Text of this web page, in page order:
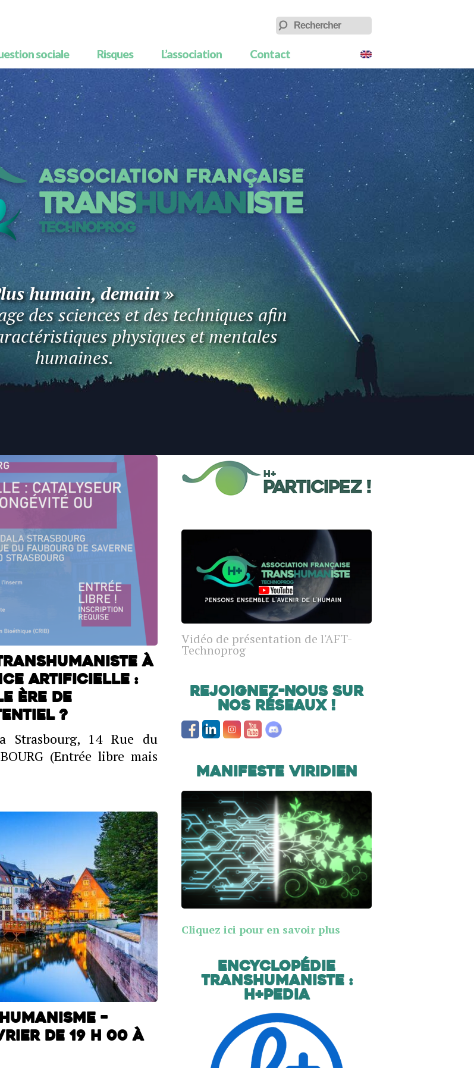
sociale Risques L’association Contact
humain, demain »
des sciences et des techniques afin
physiques et mentales
humaines.
à
Artificielle :
ère de
?
Strasbourg, 14 Rue du
(Entrée libre mais
–
de 19 h 00 à
Vidéo de présentation de l'AFT-
Technoprog
Rejoignez-nous sur
nos réseaux !
Manifeste Viridien
Cliquez ici pour en savoir plus
Encyclopédie
transhumaniste :
H+Pedia